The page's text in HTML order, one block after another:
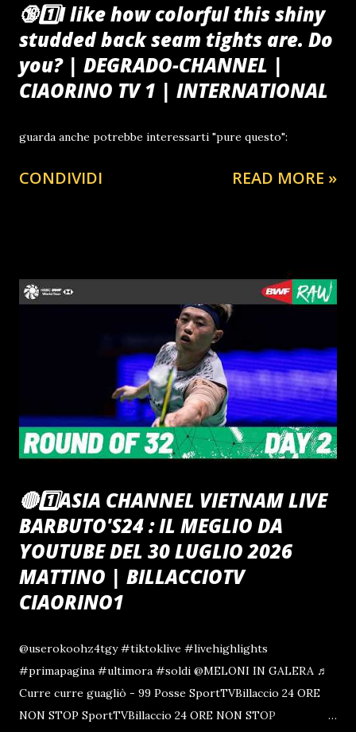
🔞1️⃣I like how colorful this shiny
studded back seam tights are. Do
you? | DEGRADO-CHANNEL |
CIAORINO TV 1 | INTERNATIONAL
guarda anche potrebbe interessarti "pure questo":
CONDIVIDI READ MORE »
🔴1️⃣ASIA CHANNEL VIETNAM LIVE
BARBUTO'S24 : IL MEGLIO DA
YOUTUBE DEL 30 LUGLIO 2026
MATTINO | BILLACCIOTV
CIAORINO1
@userokoohz4tgy #tiktoklive #livehighlights
#primapagina #ultimora #soldi @MELONI IN GALERA ♬
Curre curre guagliò - 99 Posse SportTVBillaccio 24 ORE
NON STOP SportTVBillaccio 24 ORE NON STOP